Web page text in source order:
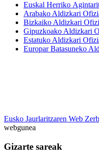
Euskal Herriko
Arabako Aldizkari
Bizkaiko Aldizkari
Gipuzkoako Aldizkari
Estatuko Aldizkari
Europar Batasuneko
Eusko Jaurlaritzaren Web
webgunea
Gizarte sareak